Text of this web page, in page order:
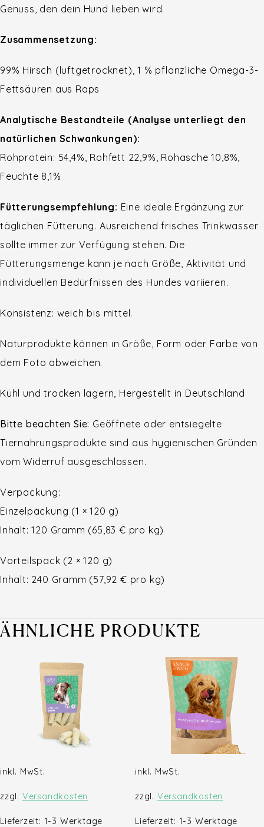
Genuss, den dein Hund lieben wird.
Zusammensetzung:
99% Hirsch (luftgetrocknet), 1 % pflanzliche Omega-3-
Fettsäuren aus Raps
Analytische Bestandteile (Analyse unterliegt den
natürlichen Schwankungen):
Rohprotein: 54,4%, Rohfett 22,9%, Rohasche 10,8%,
Feuchte 8,1%
Fütterungsempfehlung: Eine ideale Ergänzung zur
täglichen Fütterung. Ausreichend frisches Trinkwasser
sollte immer zur Verfügung stehen. Die
Fütterungsmenge kann je nach Größe, Aktivität und
individuellen Bedürfnissen des Hundes variieren.
Konsistenz: weich bis mittel.
Naturprodukte können in Größe, Form oder Farbe von
dem Foto abweichen.
Kühl und trocken lagern, Hergestellt in Deutschland
Bitte beachten Sie: Geöffnete oder entsiegelte
Tiernahrungsprodukte sind aus hygienischen Gründen
vom Widerruf ausgeschlossen.
Verpackung:
Einzelpackung (1 × 120 g)
Inhalt: 120 Gramm (65,83 € pro kg)
Vorteilspack (2 × 120 g)
Inhalt: 240 Gramm (57,92 € pro kg)
ÄHNLICHE PRODUKTE
inkl. MwSt.
zzgl. Versandkosten
Lieferzeit: 1-3 Werktage
inkl. MwSt.
zzgl. Versandkosten
Lieferzeit: 1-3 Werktage